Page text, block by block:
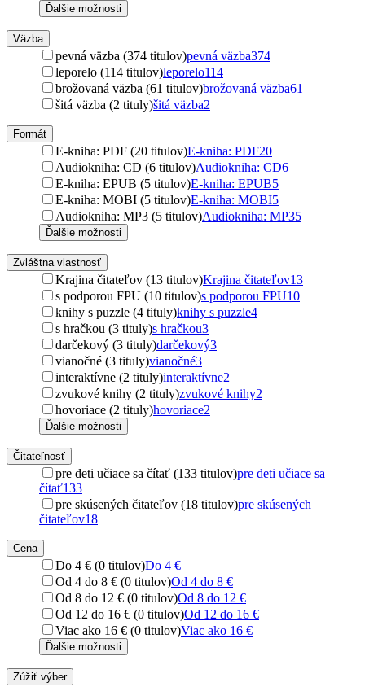
Ďalšie možnosti
Väzba
pevná väzba (374 titulov)pevná väzba374
leporelo (114 titulov)leporelo114
brožovaná väzba (61 titulov)brožovaná väzba61
šitá väzba (2 tituly)šitá väzba2
Formát
E-kniha: PDF (20 titulov)E-kniha: PDF20
Audiokniha: CD (6 titulov)Audiokniha: CD6
E-kniha: EPUB (5 titulov)E-kniha: EPUB5
E-kniha: MOBI (5 titulov)E-kniha: MOBI5
Audiokniha: MP3 (5 titulov)Audiokniha: MP35
Ďalšie možnosti
Zvláštna vlastnosť
Krajina čitateľov (13 titulov)Krajina čitateľov13
s podporou FPU (10 titulov)s podporou FPU10
knihy s puzzle (4 tituly)knihy s puzzle4
s hračkou (3 tituly)s hračkou3
darčekový (3 tituly)darčekový3
vianočné (3 tituly)vianočné3
interaktívne (2 tituly)interaktívne2
zvukové knihy (2 tituly)zvukové knihy2
hovoriace (2 tituly)hovoriace2
Ďalšie možnosti
Čitateľnosť
pre deti učiace sa čítať (133 titulov)pre deti učiace sa
čítať133
pre skúsených čitateľov (18 titulov)pre skúsených
čitateľov18
Cena
Do 4 € (0 titulov)Do 4 €
Od 4 do 8 € (0 titulov)Od 4 do 8 €
Od 8 do 12 € (0 titulov)Od 8 do 12 €
Od 12 do 16 € (0 titulov)Od 12 do 16 €
Viac ako 16 € (0 titulov)Viac ako 16 €
Ďalšie možnosti
Zúžiť výber